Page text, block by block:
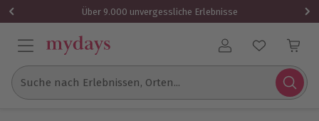
Über 9.000 unvergessliche Erlebnisse
Benutzerkonto
Suche nach Erlebnissen, Orten...